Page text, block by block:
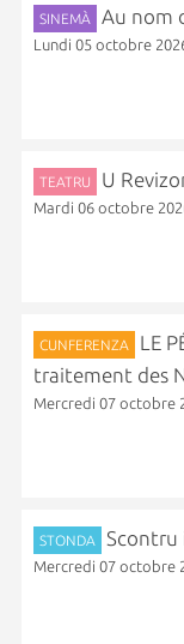
SINEMÀ Au nom
Lundi 05 octobre
TEATRU U
Mardi 06 octobre
CUNFERENZA
LE
traitement des
Mercredi 07 octobre
STONDA Scontru
Mercredi 07 octobre